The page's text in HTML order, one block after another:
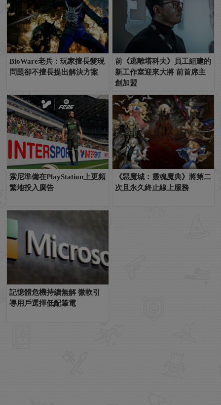
BioWare老兵：玩家擅長髮現
問題卻不擅長提出解決方案
前《逃離塔科夫》員工組建的
新工作室迎來大將 前首席主
創加盟
索尼準備在PlayStation上更頻
繁地投入廣告
《惡魔城：靈魂魔典》將第二
次且永久終止線上服務
記憶體危機持續無解 微軟引
導用戶選擇低配筆電